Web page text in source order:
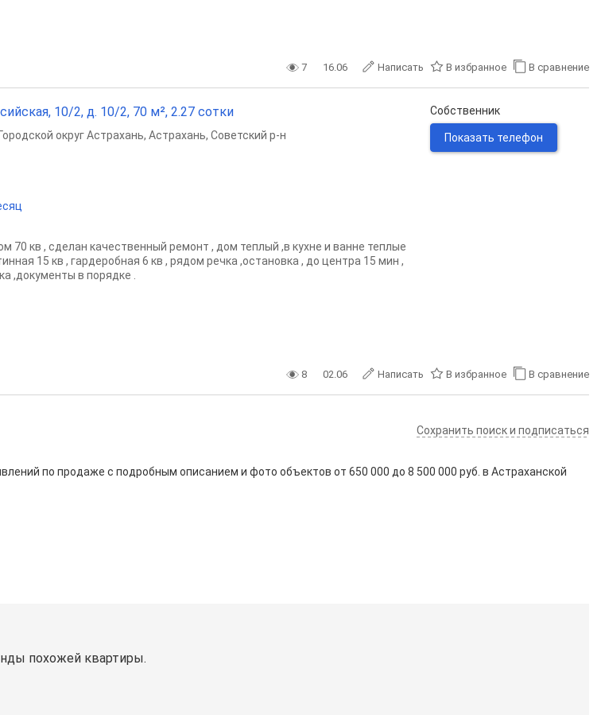
7 16.06 Написать В избранное В сравнение
10/2, д. 10/2, 70 м², 2.27 сотки
Городской округ Астрахань, Астрахань, Советский р-н
70 кв , сделан качественный ремонт , дом теплый ,в кухне и ванне теплые
15 кв , гардеробная 6 кв , рядом речка ,остановка , до центра 15 мин ,
,документы в порядке .
Собственник
Показать телефон
8 02.06 Написать В избранное В сравнение
Сохранить поиск и подписаться
по продаже с подробным описанием и фото объектов от 650 000 до 8 500 000 руб. в Астраханской
похожей квартиры.